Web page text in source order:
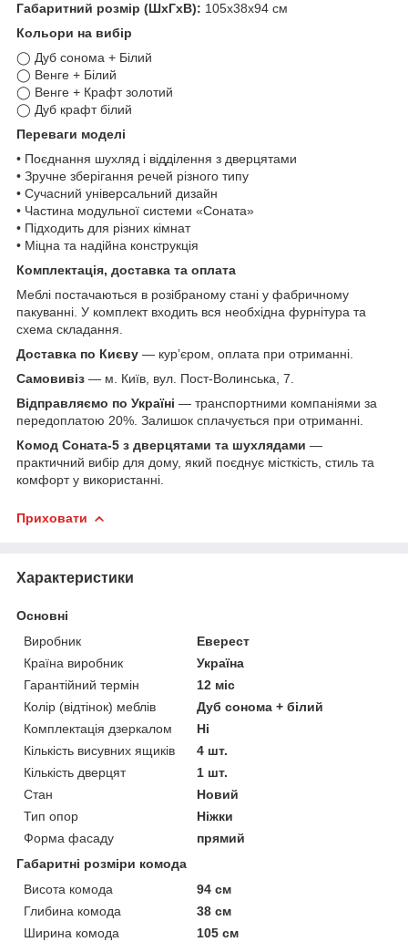
Габаритний розмір (ШхГхВ): 105х38х94 см
Кольори на вибір
◯ Дуб сонома + Білий
◯ Венге + Білий
◯ Венге + Крафт золотий
◯ Дуб крафт білий
Переваги моделі
• Поєднання шухляд і відділення з дверцятами
• Зручне зберігання речей різного типу
• Сучасний універсальний дизайн
• Частина модульної системи «Соната»
• Підходить для різних кімнат
• Міцна та надійна конструкція
Комплектація, доставка та оплата
Меблі постачаються в розібраному стані у фабричному
пакуванні. У комплект входить вся необхідна фурнітура та
схема складання.
Доставка по Києву — кур’єром, оплата при отриманні.
Самовивіз — м. Київ, вул. Пост-Волинська, 7.
Відправляємо по Україні — транспортними компаніями за
передоплатою 20%. Залишок сплачується при отриманні.
Комод Соната-5 з дверцятами та шухлядами —
практичний вибір для дому, який поєднує місткість, стиль та
комфорт у використанні.
Приховати
Характеристики
Основні
Виробник
Еверест
Країна виробник
Україна
Гарантійний термін
12 міс
Колір (відтінок) меблів
Дуб сонома + білий
Комплектація дзеркалом
Ні
Кількість висувних ящиків
4 шт.
Кількість дверцят
1 шт.
Стан
Новий
Тип опор
Ніжки
Форма фасаду
прямий
Габаритні розміри комода
Висота комода
94 см
Глибина комода
38 см
Ширина комода
105 см